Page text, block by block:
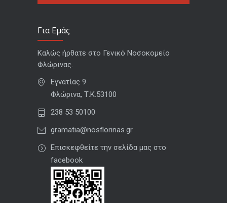
Για Εμάς
Καλώς ήρθατε στο Γενικό Νοσοκομείο
Φλώρινας.
Εγνατίας 9
Φλώρινα, Τ.Κ.53100
238 53 50100
gramatia@nosflorinas.gr
Επισκεφθείτε την σελίδα μας στο
facebook